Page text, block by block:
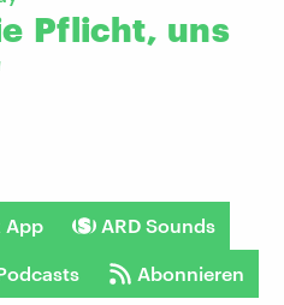
Pflicht, uns
App ARD Sounds
Abonnieren